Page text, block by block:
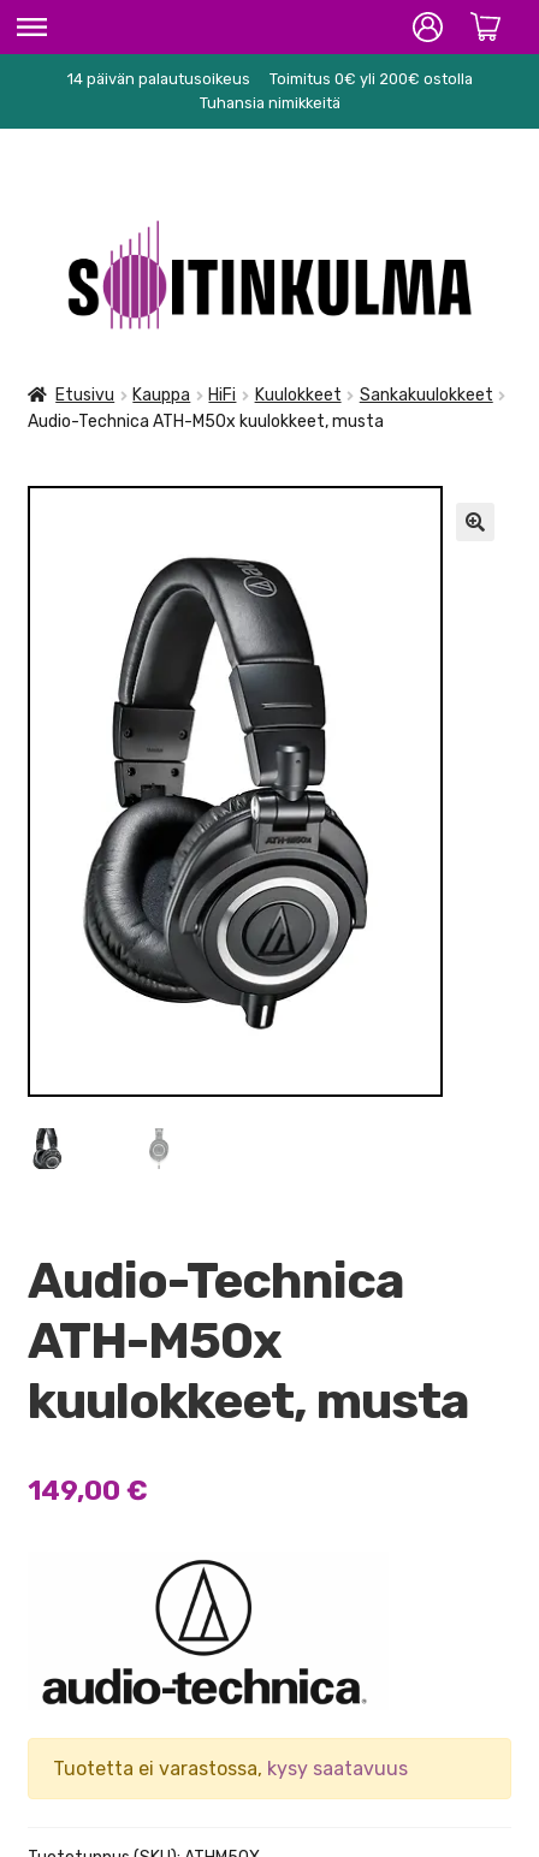
ETUSIVU
KARAOKE
NUOTIT
TARVIKKEET
SEKALAISET
TARJOUKSET
14 päivän palautusoikeus
Toimitus 0€ yli 200€ ostolla
Tuhansia nimikkeitä
navigointiin
sisältöön
Etusivu Kauppa HiFi Kuulokkeet
Sankakuulokkeet
Audio-Technica ATH-M50x kuulokkeet, musta
Audio-Technica
ATH-M50x
kuulokkeet, musta
149,00 €
Tuotetta ei varastossa, kysy saatavuus